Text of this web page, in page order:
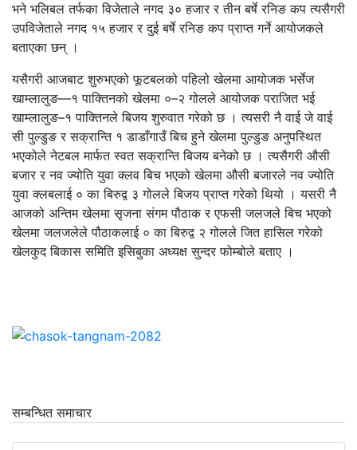
भने भलिबल तर्फका विजेताले नगद ३० हजार र तीन बर्षे रनिङ कप त्यसैगरी
उपविजेताले नगद १५ हजार र दुई बर्षे रनिङ कप प्राप्त गर्ने आयोजकले
बताएका छन् ।
यसैगरी आजबाट शुरुभएको फूटबलको पहिलो खेलमा आयोजक भर्सेज
खाम्लालुङ—१ पाक्तिनको खेलमा ०–२ गोलले आयोजक पराजित भई
खाम्लालुङ–१ पाक्तिनले बिजय शुरुवात गरेको छ । त्यसरी नै वाई जे वाई
सी पुल्डुङ र सक्रान्ति १ डाडाँगाउँ बिच हुने खेलमा पुल्डुङ अनुपस्थित
भएकोले नेटबल मार्फत स्वत सक्रान्ति बिजय बनेको छ । त्यसैगरी औसी
बजार र नव ज्योति युवा क्लव बिच भएको खेलमा औसी बजारले नव ज्योति
युवा क्लबलाई ० का बिरुद्व ३ गोलले बिजय प्राप्त गरेको थियो । यसरी नै
आजको अन्तिम खेलमा सृजना संगम पौठाक र एफसी जलजले बिच भएको
खेलमा जलजलेले पौठाकलाई ० का बिरुद्व २ गोलले जित हासिल गरेको
खेलकुद बिकास समिति इसिबुका अध्यक्ष सुन्दर फोम्बोले बताए ।
सम्बन्धित समाचार